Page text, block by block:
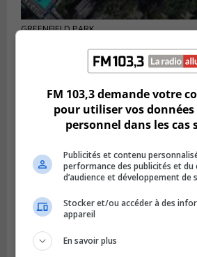
GREENFIELD PARK
Greenfield Park veut
FM 103,3 demande votre
pour utiliser vos données
personnel dans les cas
Publicités et contenu
performance des publicités et du
d’audience et développement de
Stocker et/ou accéder à des
appareil
En savoir plus